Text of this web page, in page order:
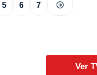
5 6 7
Ver